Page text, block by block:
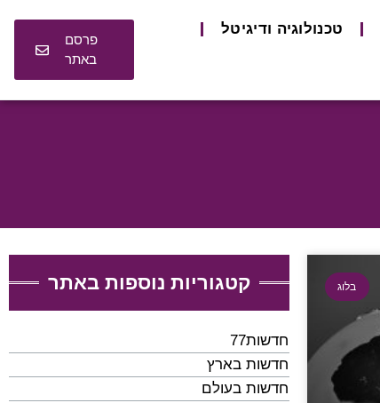
טכנולוגיה ודיגיטל
פרסם
באתר
בלוג קטגוריות נוספות באתר
חדשות77
חדשות בארץ
חדשות בעולם